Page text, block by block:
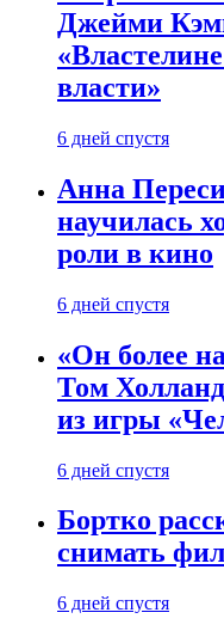
Джейми
власти»
6 дней спустя
Анна
научилась
роли в кино
6 дней спустя
«Он более
Том
из игры
6 дней спустя
Бортко
снимать
6 дней спустя